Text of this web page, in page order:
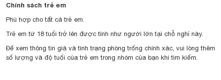
Chính sách trẻ em
Phù hợp cho tất cả trẻ em.
Trẻ em từ 18 tuổi trở lên được tính như người lớn tại chỗ nghỉ này.
Để xem thông tin giá và tình trạng phòng trống chính xác, vui lòng thêm
số lượng và độ tuổi của trẻ em trong nhóm của bạn khi tìm kiếm.